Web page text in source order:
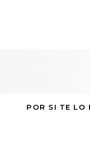
POR SI TE LO